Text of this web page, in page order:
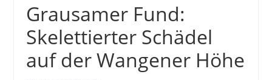
Grausamer Fund:
Skelettierter Schädel
auf der Wangener Höhe